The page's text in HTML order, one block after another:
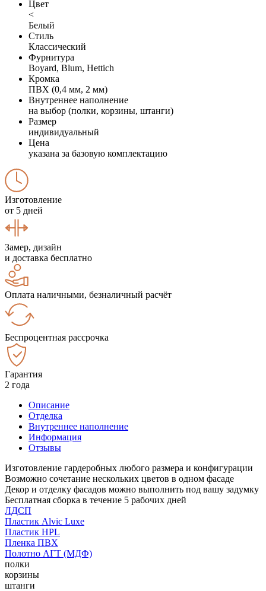
Цвет
<
Белый
Стиль
Классический
Фурнитура
Boyard, Blum, Hettich
Кромка
ПВХ (0,4 мм, 2 мм)
Внутреннее наполнение
на выбор (полки, корзины, штанги)
Размер
индивидуальный
Цена
указана за базовую комплектацию
Изготовление
от 5 дней
Замер, дизайн
и доставка бесплатно
Оплата наличными, безналичный расчёт
Беспроцентная рассрочка
Гарантия
2 года
Описание
Отделка
Внутреннее наполнение
Информация
Отзывы
Изготовление гардеробных любого размера и конфигурации
Возможно сочетание нескольких цветов в одном фасаде
Декор и отделку фасадов можно выполнить под вашу задумку
Бесплатная сборка в течение 5 рабочих дней
ЛДСП
Пластик Alvic Luxe
Пластик HPL
Пленка ПВХ
Полотно АГТ (МДФ)
полки
корзины
штанги